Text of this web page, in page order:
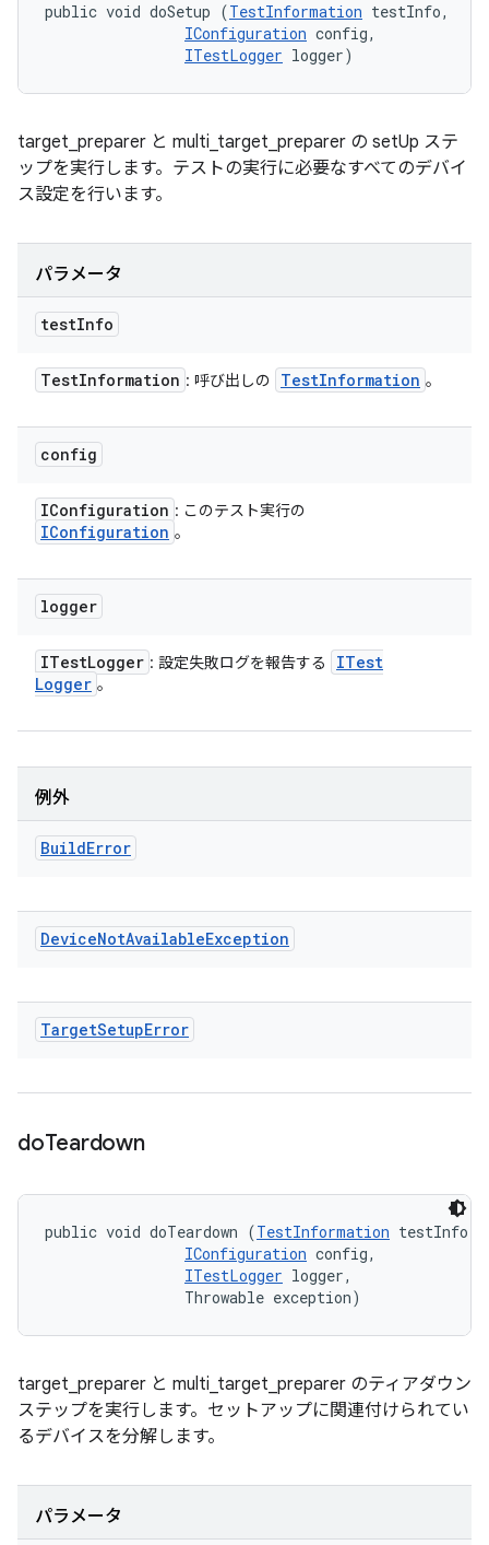
public void doSetup (TestInformation testInfo,
IConfiguration config,
ITestLogger logger)
target_preparer と multi_target_preparer の setUp ステ
ップを実行します。テストの実行に必要なすべてのデバイ
ス設定を行います。
パラメータ
testInfo
TestInformation : 呼び出しの TestInformation 。
config
IConfiguration : このテスト実行の
IConfiguration 。
logger
ITestLogger : 設定失敗ログを報告する
ITest
Logger 。
例外
BuildError
DeviceNotAvailableException
TargetSetupError
doTeardown
public void doTeardown (TestInformation testInfo,
IConfiguration config,
ITestLogger logger,
                Throwable exception)
target_preparer と multi_target_preparer のティアダウン
ステップを実行します。セットアップに関連付けられてい
るデバイスを分解します。
パラメータ